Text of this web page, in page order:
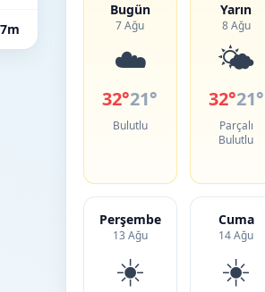
Bugün
7 Ağu
☁️
32°21°
Bulutlu
Yarın
8 Ağu
🌤️
32°21°
Parçalı
Bulutlu
Perşembe
13 Ağu
☀️
Cuma
14 Ağu
☀️